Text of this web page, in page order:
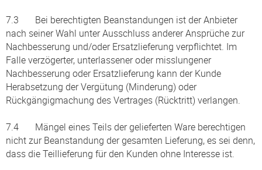
7.3 Bei berechtigten Beanstandungen ist der Anbieter
nach seiner Wahl unter Ausschluss anderer Ansprüche zur
Nachbesserung und/oder Ersatzlieferung verpflichtet. Im
Falle verzögerter, unterlassener oder misslungener
Nachbesserung oder Ersatzlieferung kann der Kunde
Herabsetzung der Vergütung (Minderung) oder
Rückgängigmachung des Vertrages (Rücktritt) verlangen.
7.4 Mängel eines Teils der gelieferten Ware berechtigen
nicht zur Beanstandung der gesamten Lieferung, es sei denn,
dass die Teillieferung für den Kunden ohne Interesse ist.